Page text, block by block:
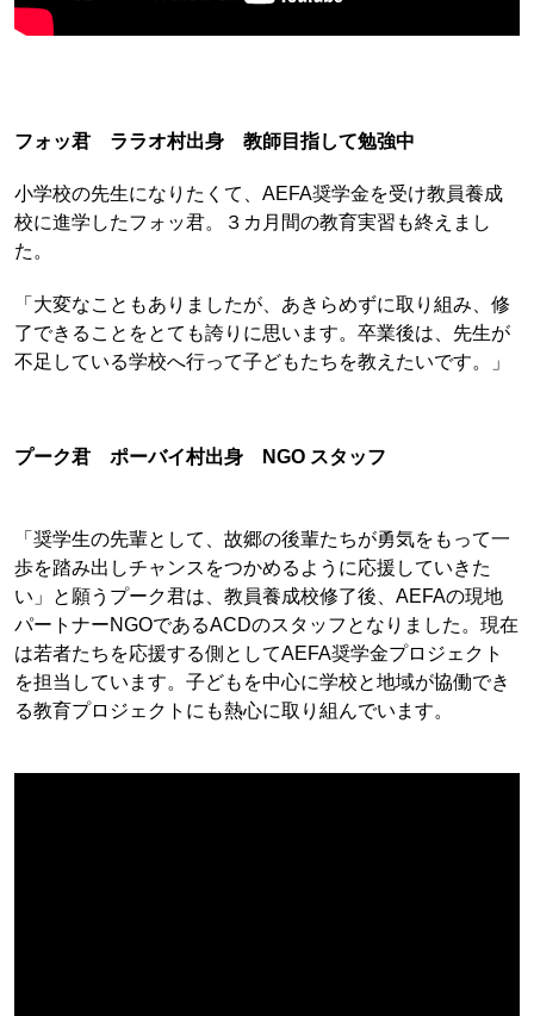
フォッ君 ララオ村出身 教師目指して勉強中
小学校の先生になりたくて、AEFA奨学金を受け教員養成
校に進学したフォッ君。３カ月間の教育実習も終えまし
た。
「大変なこともありましたが、あきらめずに取り組み、修
了できることをとても誇りに思います。卒業後は、先生が
不足している学校へ行って子どもたちを教えたいです。」
プーク君 ポーバイ村出身 NGO スタッフ
「奨学生の先輩として、故郷の後輩たちが勇気をもって一
歩を踏み出しチャンスをつかめるように応援していきた
い」と願うプーク君は、教員養成校修了後、AEFAの現地
パートナーNGOであるACDのスタッフとなりました。現在
は若者たちを応援する側としてAEFA奨学金プロジェクト
を担当しています。子どもを中心に学校と地域が協働でき
る教育プロジェクトにも熱心に取り組んでいます。